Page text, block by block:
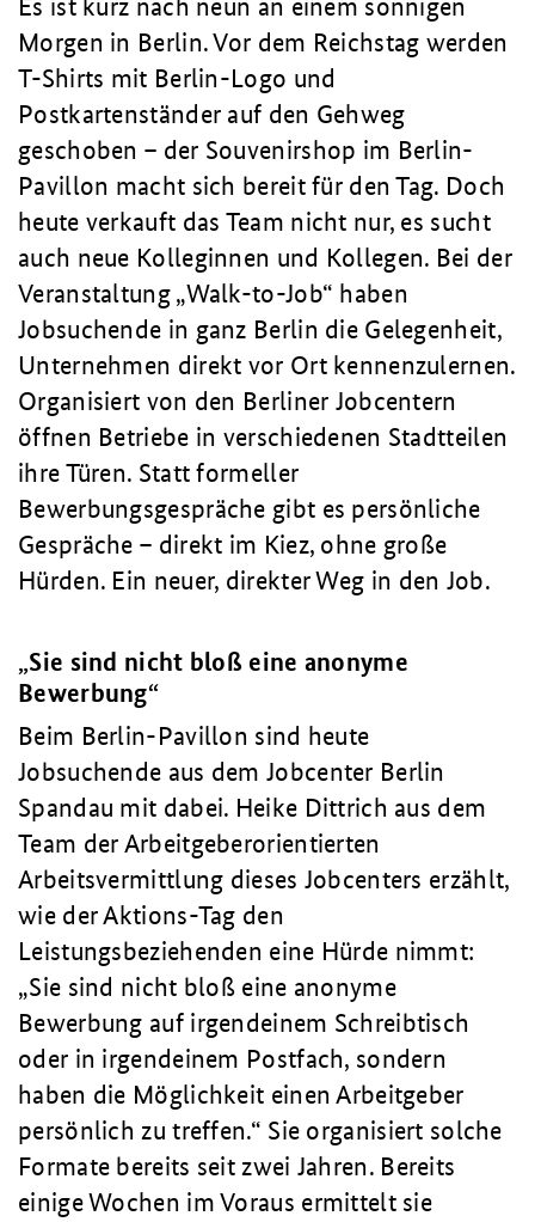
Es ist kurz nach neun an einem sonnigen
Morgen in Berlin. Vor dem Reichstag werden
T-Shirts mit Berlin-Logo und
Postkartenständer auf den Gehweg
geschoben – der Souvenirshop im Berlin-
Pavillon macht sich bereit für den Tag. Doch
heute verkauft das Team nicht nur, es sucht
auch neue Kolleginnen und Kollegen. Bei der
Veranstaltung „Walk-to-Job“ haben
Jobsuchende in ganz Berlin die Gelegenheit,
Unternehmen direkt vor Ort kennenzulernen.
Organisiert von den Berliner Jobcentern
öffnen Betriebe in verschiedenen Stadtteilen
ihre Türen. Statt formeller
Bewerbungsgespräche gibt es persönliche
Gespräche – direkt im Kiez, ohne große
Hürden. Ein neuer, direkter Weg in den Job.
„Sie sind nicht bloß eine anonyme
Bewerbung“
Beim Berlin-Pavillon sind heute
Jobsuchende aus dem Jobcenter Berlin
Spandau mit dabei. Heike Dittrich aus dem
Team der Arbeitgeberorientierten
Arbeitsvermittlung dieses Jobcenters erzählt,
wie der Aktions-Tag den
Leistungsbeziehenden eine Hürde nimmt:
„Sie sind nicht bloß eine anonyme
Bewerbung auf irgendeinem Schreibtisch
oder in irgendeinem Postfach, sondern
haben die Möglichkeit einen Arbeitgeber
persönlich zu treffen.“ Sie organisiert solche
Formate bereits seit zwei Jahren. Bereits
einige Wochen im Voraus ermittelt sie